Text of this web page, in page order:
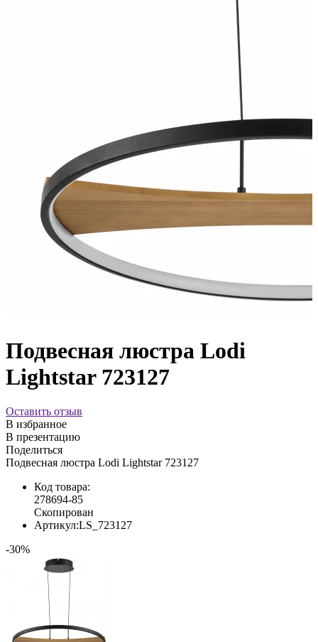
Подвесная люстра Lodi
Lightstar 723127
Оставить отзыв
В избранное
В презентацию
Поделиться
Подвесная люстра Lodi Lightstar 723127
Код товара:
278694-85
Скопирован
Артикул:LS_723127
-30%